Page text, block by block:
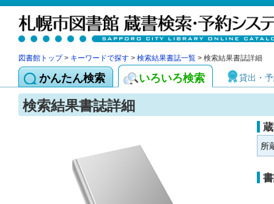
図書館トップ> キーワードで探す > 検索結果書誌一覧 > 検索結果書誌詳細
かんたん検索 いろいろ検索 貸出・
検索結果書誌詳細
所